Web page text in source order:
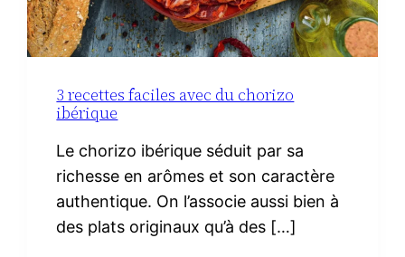
3 recettes faciles avec du chorizo
ibérique
Le chorizo ibérique séduit par sa
richesse en arômes et son caractère
authentique. On l’associe aussi bien à
des plats originaux qu’à des […]